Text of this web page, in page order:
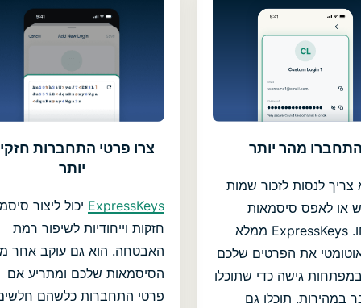
מהר יותר
לנסות לזכור שמות
או לאפס סיסמאות
שנשכחו. ExpressKeys ממלא
את הפרטים שלכם
גישה כדי שתוכלו
במהירות. תוכלו גם
צרו פרטי התחברות
יותר
ExpressKeys יכול ליצור
חזקות וייחודיות לשיפור רמת
האבטחה. הוא גם עוקב אחר
הסיסמאות שלכם ומתריע אם
פרטי התחברות כלשהם